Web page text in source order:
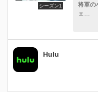
シーズン1
将軍の
ェ…
Hulu